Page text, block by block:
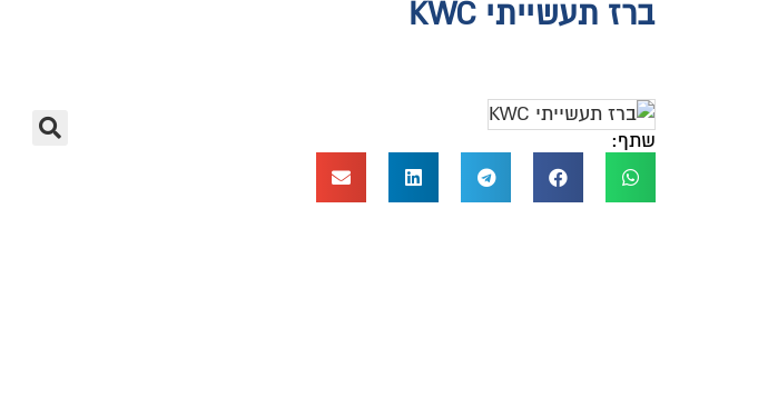
ברז תעשייתי KWC
שתף: